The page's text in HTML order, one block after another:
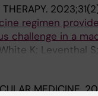
regimen
challenge in a
K; Leventhal
MEDICINE.